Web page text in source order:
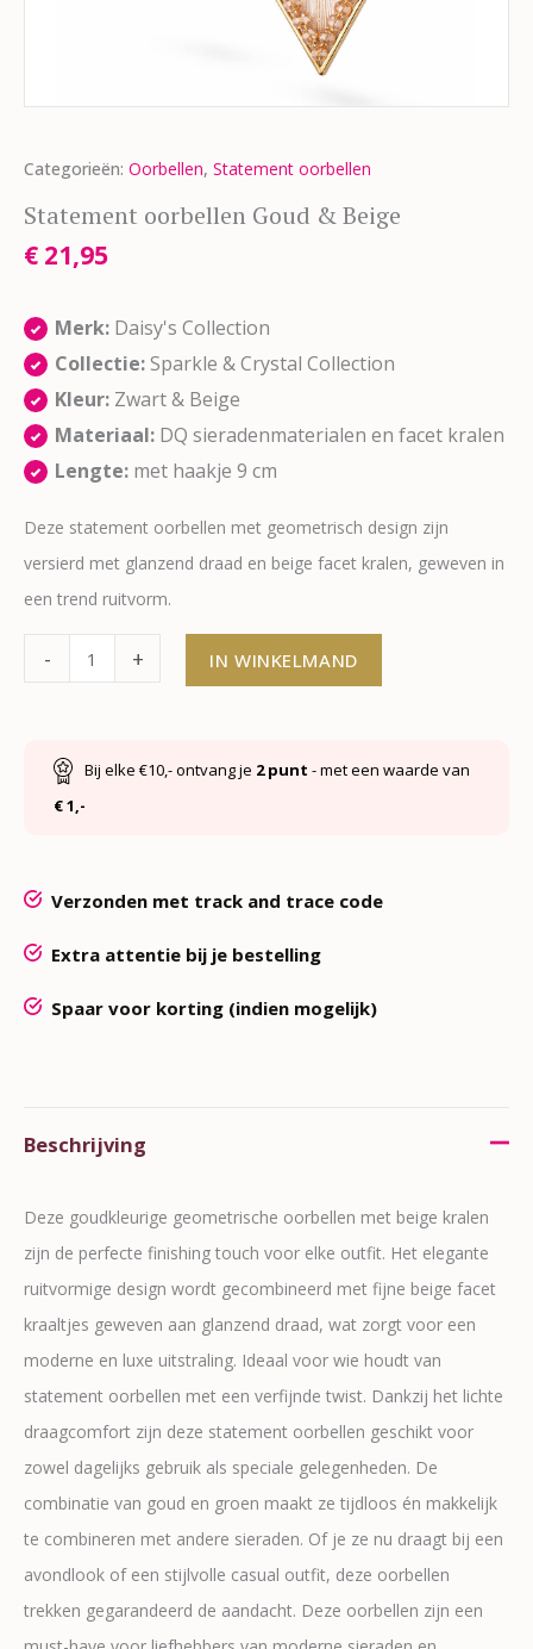
Categorieën: Oorbellen, Statement oorbellen
Statement oorbellen Goud & Beige
€ 21,95
Merk: Daisy's Collection
Collectie:Sparkle & Crystal Collection
Kleur: Zwart & Beige
Materiaal: DQ sieradenmaterialen en facet kralen
Lengte: met haakje 9 cm
Deze statement oorbellen met geometrisch design zijn
versierd met glanzend draad en beige facet kralen, geweven in
een trend ruitvorm.
- + IN WINKELMAND
Bij elke €10,- ontvang je 2punt - met een waarde van
€ 1,-
Verzonden met track and trace code
Extra attentie bij je bestelling
Spaar voor korting (indien mogelijk)
Beschrijving
Deze goudkleurige geometrische oorbellen met beige kralen
zijn de perfecte finishing touch voor elke outfit. Het elegante
ruitvormige design wordt gecombineerd met fijne beige facet
kraaltjes geweven aan glanzend draad, wat zorgt voor een
moderne en luxe uitstraling. Ideaal voor wie houdt van
statement oorbellen met een verfijnde twist. Dankzij het lichte
draagcomfort zijn deze statement oorbellen geschikt voor
zowel dagelijks gebruik als speciale gelegenheden. De
combinatie van goud en groen maakt ze tijdloos én makkelijk
te combineren met andere sieraden. Of je ze nu draagt bij een
avondlook of een stijlvolle casual outfit, deze oorbellen
trekken gegarandeerd de aandacht. Deze oorbellen zijn een